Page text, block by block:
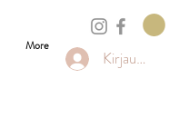
More
Kirjaudu